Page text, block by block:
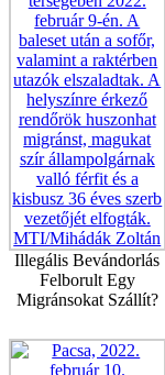
Illegális Bevándorlás
Felborult Egy
Migránsokat Szállít?